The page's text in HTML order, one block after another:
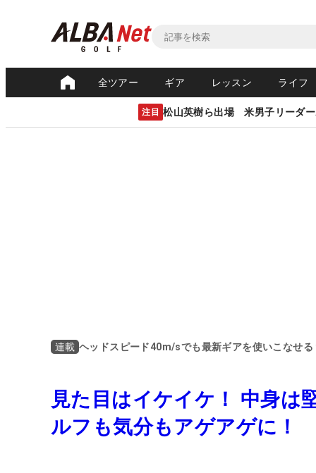
全ツアー ギア レッスン ライフ
注目 松山英樹ら出場 米男子リーダ
連載 ヘッドスピード40m/sでも最新ギアを使いこなせ
見た目はイケイケ！ 中身は
ルフも気分もアゲアゲに！